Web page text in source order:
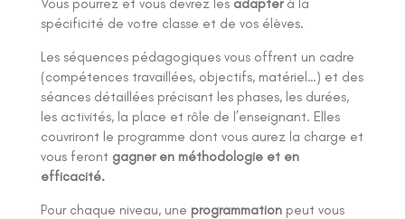
spécificité de votre classe et de vos élèves.
Les séquences pédagogiques vous offrent un cadre
(compétences travaillées, objectifs, matériel…) et des
séances détaillées précisant les phases, les durées,
les activités, la place et rôle de l’enseignant. Elles
couvriront le programme dont vous aurez la charge et
vous feront gagner en méthodologie et en
efficacité.
Pour chaque niveau, une programmation peut vous